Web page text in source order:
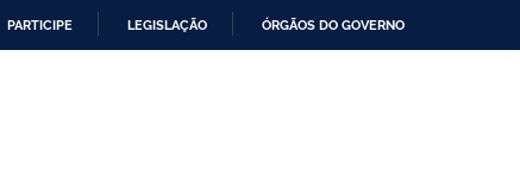
PARTICIPE LEGISLAÇÃO ÓRGÃOS DO GOVERNO